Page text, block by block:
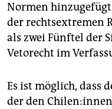
Normen
der rechtsextremen
als zwei Fünftel der
Vetorecht im
Es ist möglich, dass
der den